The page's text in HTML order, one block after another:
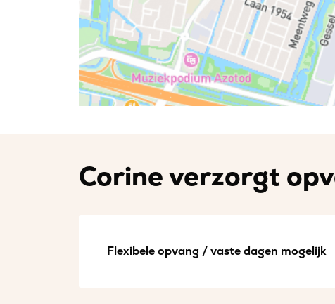
Corine verzorgt
Flexibele opvang / vaste dagen mogelijk